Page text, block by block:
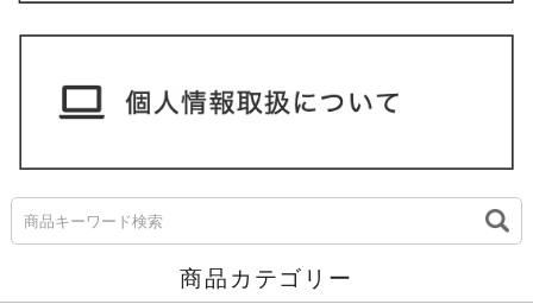
商品カテゴリー